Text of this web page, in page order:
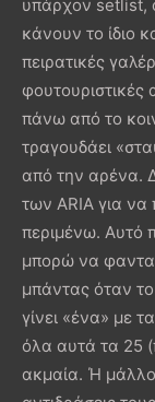
υπάρχον setlist,
κάνουν το ίδιο
πειρατικές
πάνω από το
τραγουδάει
από την αρένα.
των ARIA για να
περιμένω. Αυτό
μπορώ να
μπάντας όταν
γίνει «ένα» με
όλα αυτά τα 25
ακμαία. Ή